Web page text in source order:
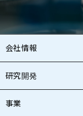
会社情報
研究開発
事業